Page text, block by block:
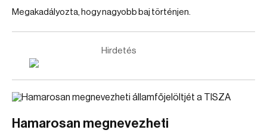
Megakadályozta, hogy nagyobb baj történjen.
Hirdetés
Hamarosan megnevezheti